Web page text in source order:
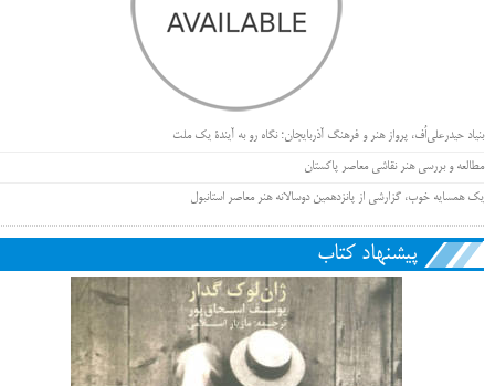
بنیاد حیدرعلی‌اُف، پرواز هنر و فرهنگ آذربایجان؛ نگاه رو به آیندۀ یک ملت
مطالعه و بررسی هنر نقاشی معاصر پاکستان
یک همسایه خوب، گزارشی از پانزدهمین دوسالانه هنر معاصر استانبول
پیشنهاد کتاب